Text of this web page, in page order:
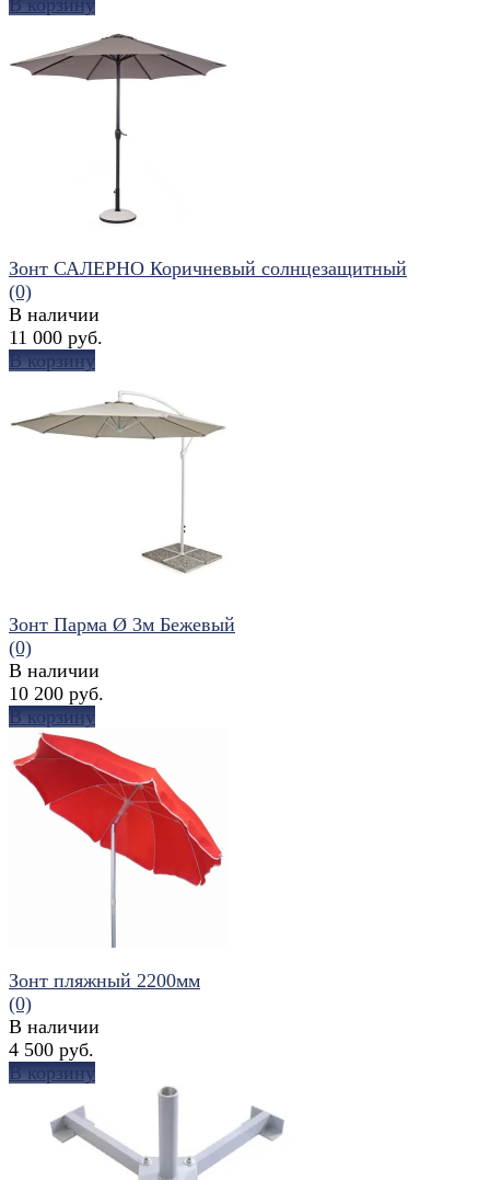
Зонт САЛЕРНО Коричневый солнцезащитный
(0)
В наличии
11 000 руб.
В корзину
избранное сравнить
Зонт Парма Ø 3м Бежевый
(0)
В наличии
10 200 руб.
В корзину
Зонт пляжный 2200мм
(0)
В наличии
4 500 руб.
В корзину